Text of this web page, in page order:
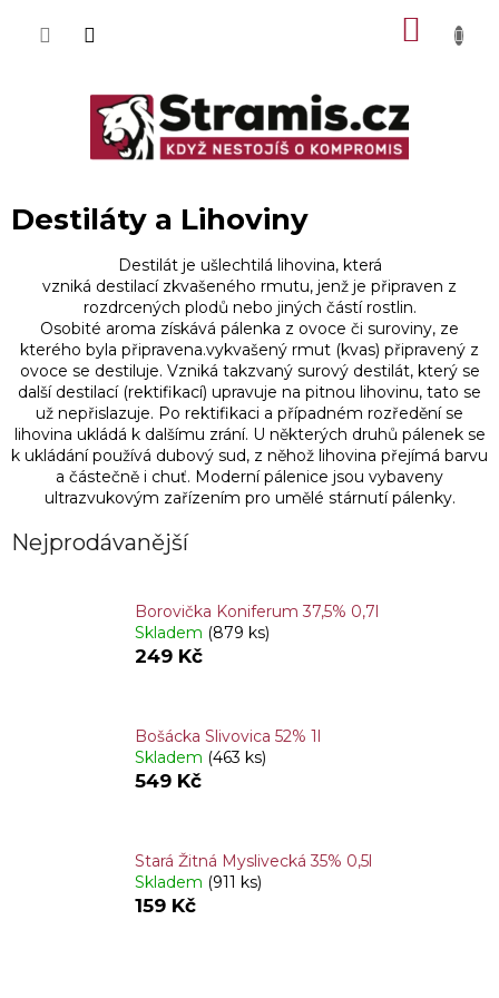
Destiláty a Lihoviny
Destilát je ušlechtilá lihovina, která
vzniká destilací zkvašeného rmutu, jenž je připraven z
rozdrcených plodů nebo jiných částí rostlin.
Osobité aroma získává pálenka z ovoce či suroviny, ze
kterého byla připravena.vykvašený rmut (kvas) připravený z
ovoce se destiluje. Vzniká takzvaný surový destilát, který se
další destilací (rektifikací) upravuje na pitnou lihovinu, tato se
už nepřislazuje. Po rektifikaci a případném rozředění se
lihovina ukládá k dalšímu zrání. U některých druhů pálenek se
k ukládání používá dubový sud, z něhož lihovina přejímá barvu
a částečně i chuť. Moderní pálenice jsou vybaveny
ultrazvukovým zařízením pro umělé stárnutí pálenky.
Nejprodávanější
Borovička Koniferum 37,5% 0,7l
Skladem (879 ks)
249 Kč
Bošácka Slivovica 52% 1l
Skladem (463 ks)
549 Kč
Stará Žitná Myslivecká 35% 0,5l
Skladem (911 ks)
159 Kč